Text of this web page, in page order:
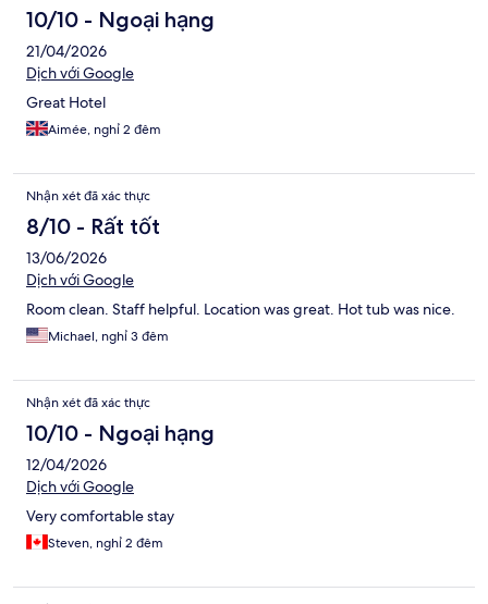
10/10 - Ngoại hạng
21/04/2026
Dịch với Google
Great Hotel
Aimée, nghỉ 2 đêm
Nhận xét đã xác thực
8/10 - Rất tốt
13/06/2026
Dịch với Google
Room clean. Staff helpful. Location was great. Hot tub was nice.
Michael, nghỉ 3 đêm
Nhận xét đã xác thực
10/10 - Ngoại hạng
12/04/2026
Dịch với Google
Very comfortable stay
Steven, nghỉ 2 đêm